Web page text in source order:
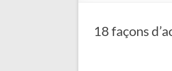
18 façons